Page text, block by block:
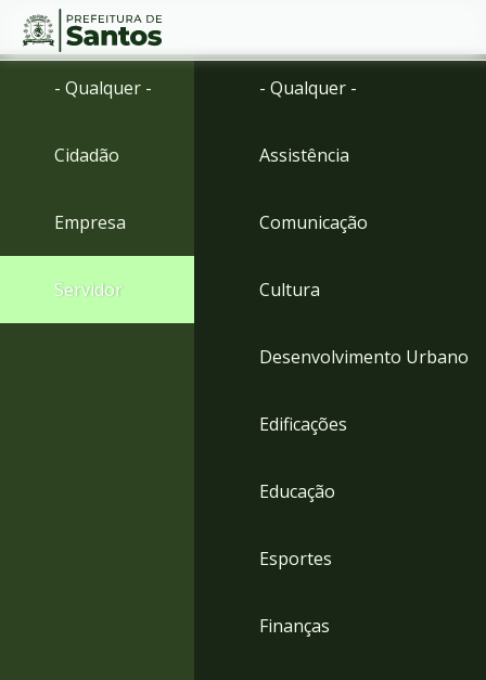
Ir
menu
para
Conteúdo
- Qualquer -
Cidadão
Empresa
Servidor
- Qualquer -
Assistência
Comunicação
Cultura
Desenvolvimento Urbano
Edificações
Educação
Esportes
Finanças